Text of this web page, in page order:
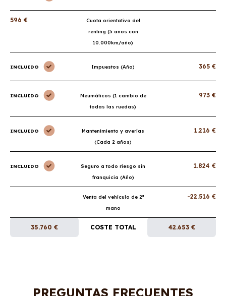
596 €
Cuota orientativa del
renting (5 años con
10.000km/año)
INCLUIDO Impuestos (Año) 365 €
INCLUIDO
Neumáticos (1 cambio de
todas las ruedas)
973 €
INCLUIDO
Mantenimiento y averías
(Cada 2 años)
1.216 €
INCLUIDO
Seguro a todo riesgo sin
franquicia (Año)
1.824 €
Venta del vehículo de 2ª
mano
-22.516 €
35.760 € COSTE TOTAL 42.653 €
PREGUNTAS FRECUENTES